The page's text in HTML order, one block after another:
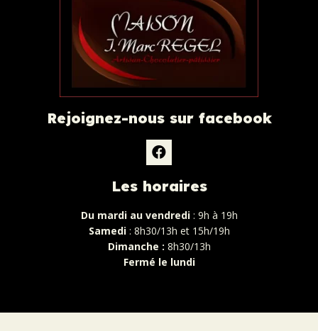
Rejoignez-nous sur facebook
Les horaires
Du mardi au vendredi: 9h à 19h
Samedi: 8h30/13h et 15h/19h
Dimanche : 8h30/13h
Fermé le lundi